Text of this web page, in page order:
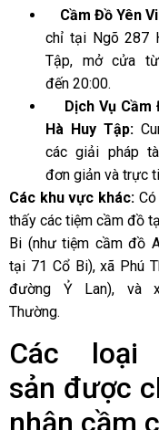
Cầm Đồ Yên
chỉ tại Ngõ 287
Tập, mở cửa
đến 20:00.
Dịch Vụ Cầm
Hà Huy Tập:
các giải pháp
đơn giản và trực
Các khu vực khác:
thấy các tiệm cầm đồ
Bi (như tiệm cầm đồ
tại 71 Cổ Bi), xã Phú
đường Ỷ Lan), và
Thường.
Các loại
sản được
nhận cầm